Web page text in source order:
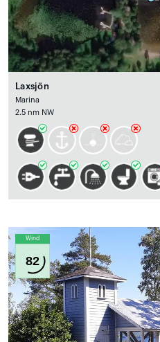
Laxsjön
Marina
2.5 nm NW
Wind
82